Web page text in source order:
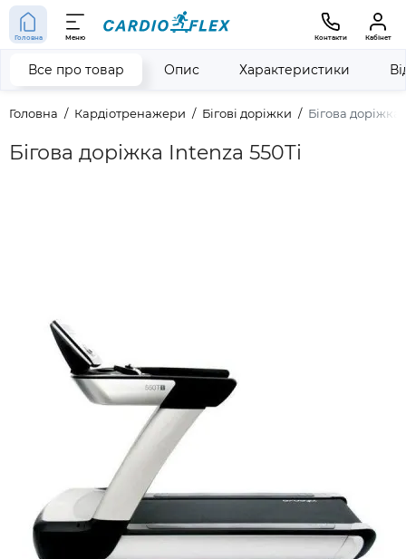
Головна Меню Контакти Кабінет
Головна Кардіотренажери Бігові доріжки Бігова
Бігова доріжка Intenza 550Ti
Все про товар Опис Характеристики